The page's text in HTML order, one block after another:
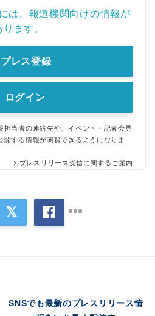
は、報道機関向けの情報が
ります。
プレス登録
ログイン
担当者の連絡先や、イベント・記者会見
開する情報が閲覧できるようになりま
プレスリリース受信に関するご案内
SNSでも最新のプレスリリース情